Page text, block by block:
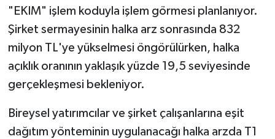
"EKIM" işlem koduyla işlem görmesi planlanıyor.
Şirket sermayesinin halka arz sonrasında 832
milyon TL'ye yükselmesi öngörülürken, halka
açıklık oranının yaklaşık yüzde 19,5 seviyesinde
gerçekleşmesi bekleniyor.
Bireysel yatırımcılar ve şirket çalışanlarına eşit
dağıtım yönteminin uygulanacağı halka arzda T1